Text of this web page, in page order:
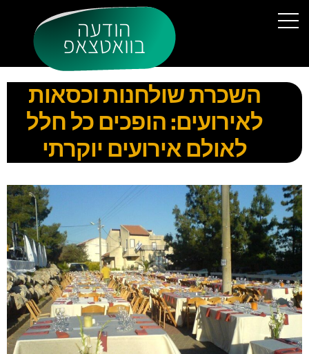
הודעה
בוואטצאפ
השכרת שולחנות וכסאות
לאירועים: הופכים כל חלל
לאולם אירועים יוקרתי